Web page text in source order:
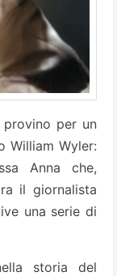
per un
William Wyler:
Anna che,
il giornalista
una serie di
storia del